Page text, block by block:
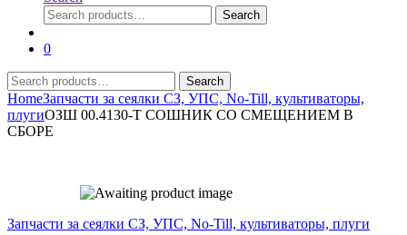
Search
for:
Search
0
Search
for:
Search
HomeЗапчасти за сеялки СЗ, УПС, No-Till, культиваторы,
плугиОЗШ 00.4130-Т СОШНИК СО СМЕЩЕНИЕМ В
СБОРЕ
Запчасти за сеялки СЗ, УПС, No-Till, культиваторы, плуги